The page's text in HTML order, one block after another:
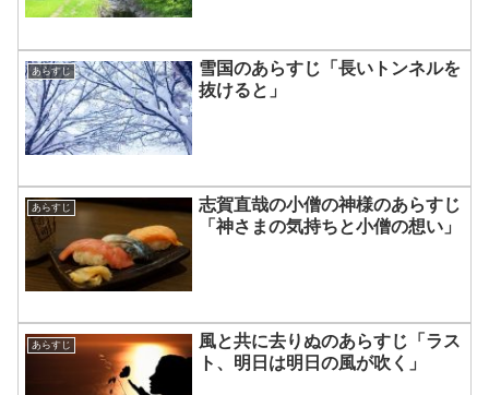
あらすじ
雪国のあらすじ「長いトンネルを
抜けると」
あらすじ
志賀直哉の小僧の神様のあらすじ
「神さまの気持ちと小僧の想い」
あらすじ
風と共に去りぬのあらすじ「ラス
ト、明日は明日の風が吹く」